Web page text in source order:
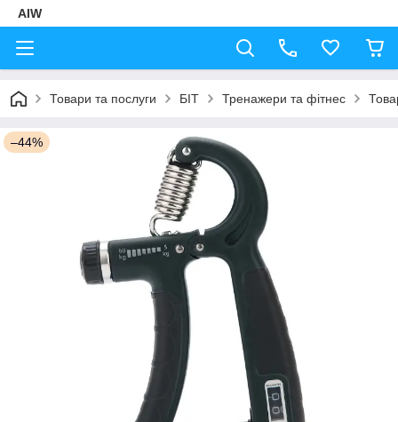
AIW
Товари та послуги БІТ Тренажери та фітнес
–44%